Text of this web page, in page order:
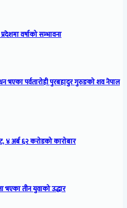
वर्षाको सम्भावना
भएका पर्वतारोही पुरबहादुर गुरुङको शव नेपाल
४ अर्ब ६२ करोडको कारोबार
भएका तीन युवाको उद्धार